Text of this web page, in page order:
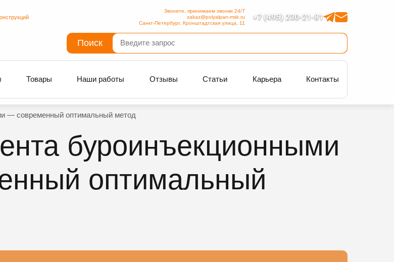
+7 (495) 230-21-81
Звоните, принимаем звонки 24/7
zakaz@polyalpan-msk.ru
Санкт-Петербург, Кронштадтская улица, 11
Поиск
Товары Наши работы Отзывы Статьи Карьера Контакты
— современный оптимальный метод
буроинъекционными
оптимальный